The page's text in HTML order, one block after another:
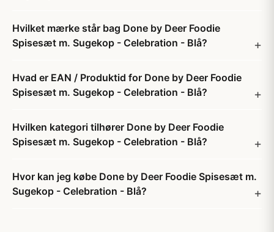
Hvilket mærke står bag Done by Deer Foodie
Spisesæt m. Sugekop - Celebration - Blå?
Hvad er EAN / Produktid for Done by Deer Foodie
Spisesæt m. Sugekop - Celebration - Blå?
Hvilken kategori tilhører Done by Deer Foodie
Spisesæt m. Sugekop - Celebration - Blå?
Hvor kan jeg købe Done by Deer Foodie Spisesæt m.
Sugekop - Celebration - Blå?